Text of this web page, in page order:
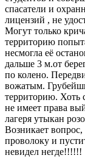
спасатели и
лицензий , не
Могут только
территорию
несмогла её
дальше 3 м.от
по колено.
вожатым.
территорию. Хоть
не имеет права
лагеря утыкан
Возникает
проволоку и
невидел негде!!!!!!